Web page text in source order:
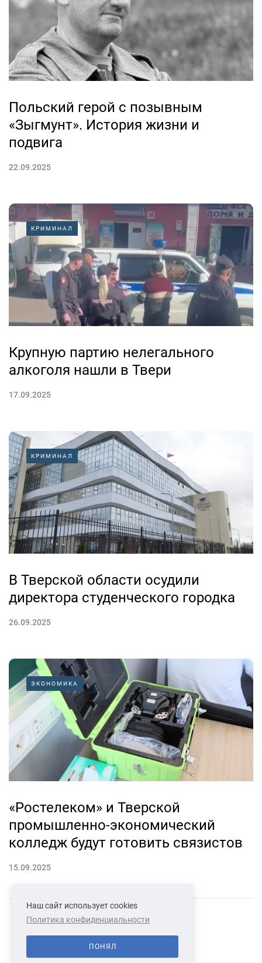
Польский герой с позывным
«Зыгмунт». История жизни и
подвига
22.09.2025
КРИМИНАЛ
Крупную партию нелегального
алкоголя нашли в Твери
17.09.2025
КРИМИНАЛ
В Тверской области осудили
директора студенческого городка
26.09.2025
ЭКОНОМИКА
«Ростелеком» и Тверской
промышленно-экономический
колледж будут готовить связистов
15.09.2025
СВЯЗАТЬСЯ С НАМИ О НАС
Наш сайт использует cookies
Политика конфиденциальности
ПОНЯЛ